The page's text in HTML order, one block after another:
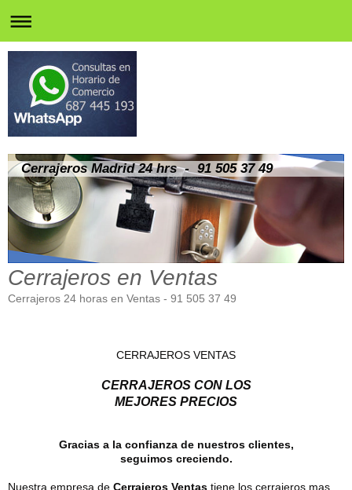
Cerrajeros Madrid 24 hrs - 91 505 37 49
Cerrajeros en Ventas
Cerrajeros 24 horas en Ventas - 91 505 37 49
CERRAJEROS VENTAS
CERRAJEROS CON LOS
MEJORES PRECIOS
Gracias a la confianza de nuestros clientes,
seguimos creciendo.
Nuestra empresa de Cerrajeros Ventas tiene los cerrajeros mas